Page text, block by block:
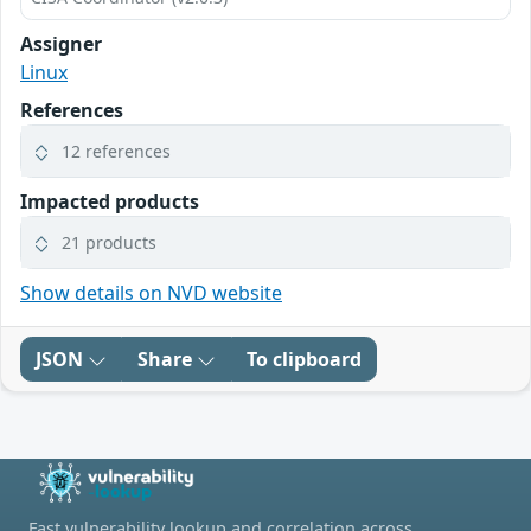
Assigner
Linux
References
12 references
Impacted products
21 products
Show details on NVD website
JSON Share To clipboard